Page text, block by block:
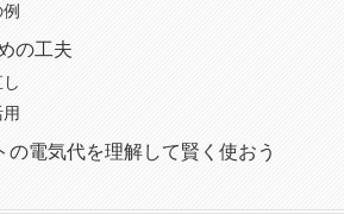
の工夫
の電気代を理解して賢く使おう